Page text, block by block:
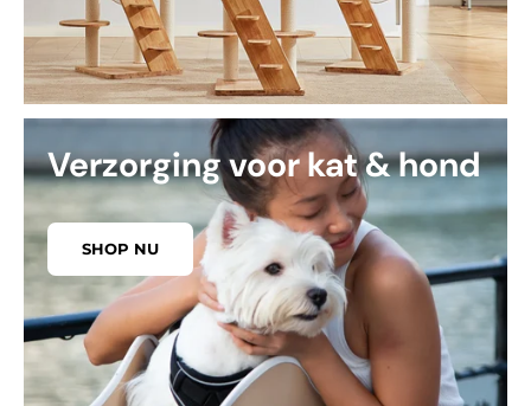
Verzorging voor kat & hond
SHOP NU